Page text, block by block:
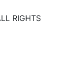
RIGHTS